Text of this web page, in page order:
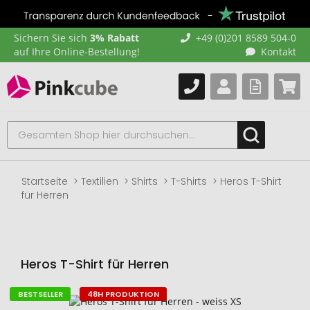
Sichern Sie sich 3% Rabatt
auf Ihre Online-Bestellung!
+49 (0)201 8589 504-0
Kontakt
Startseite Textilien Shirts T-Shirts
Heros T-Shirt
für Herren
Heros T-Shirt für Herren
Zum
BESTSELLER 48H PRODUKTION